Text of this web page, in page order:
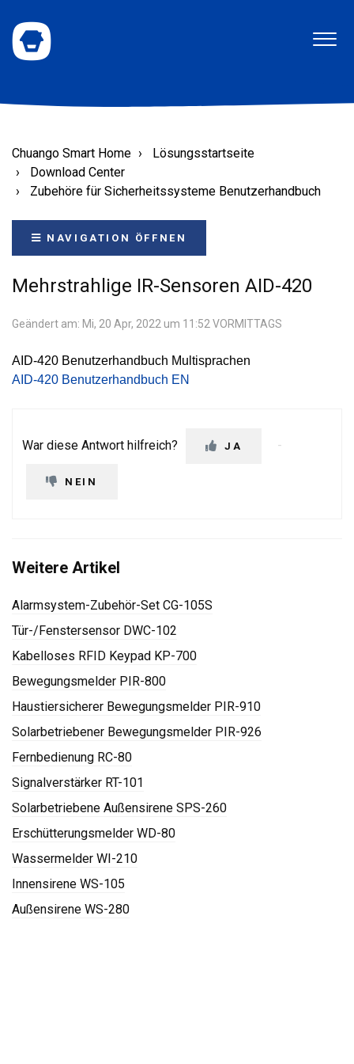
Chuango Smart Home
Lösungsstartseite
Download Center
Zubehöre für Sicherheitssysteme Benutzerhandbuch
NAVIGATION ÖFFNEN
Mehrstrahlige IR-Sensoren AID-420
Geändert am: Mi, 20 Apr, 2022 um 11:52 VORMITTAGS
AID-420 Benutzerhandbuch Multisprachen
AID-420 Benutzerhandbuch EN
War diese Antwort hilfreich? JA
NEIN
Weitere Artikel
Alarmsystem-Zubehör-Set CG-105S
Tür-/Fenstersensor DWC-102
Kabelloses RFID Keypad KP-700
Bewegungsmelder PIR-800
Haustiersicherer Bewegungsmelder PIR-910
Solarbetriebener Bewegungsmelder PIR-926
Fernbedienung RC-80
Signalverstärker RT-101
Solarbetriebene Außensirene SPS-260
Erschütterungsmelder WD-80
Wassermelder WI-210
Innensirene WS-105
Außensirene WS-280